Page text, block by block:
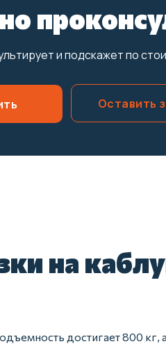
и подскажет по
Оставить
на
достигает 800 кг,